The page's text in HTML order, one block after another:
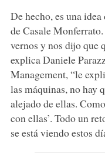
De hecho, es una
de Casale
vernos y nos dijo que
explica Daniele
Management, “le
las máquinas, no hay
alejado de ellas.
con ellas’. Todo un
se está viendo estos